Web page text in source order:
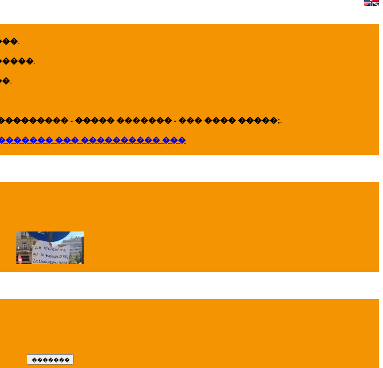
.
.
.
- ����� ������� - ��� ���� �����;.
��� ���������� ���